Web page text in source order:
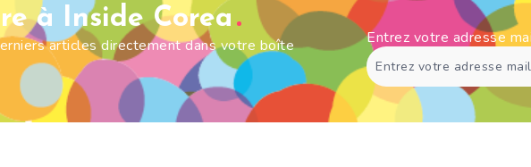
à Inside Corea
articles directement dans votre boîte
Entrez votre adresse